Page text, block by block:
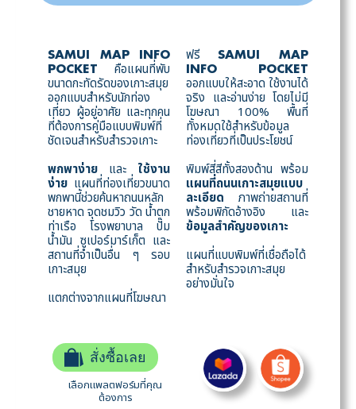
SAMUI MAP INFO
POCKET
คือแผนที่พับ
ขนาดกะทัดรัดของเกาะสมุย
ออกแบบสำหรับนักท่อง
เที่ยว ผู้อยู่อาศัย และทุกคน
ที่ต้องการคู่มือแบบพิมพ์ที่
ชัดเจนสำหรับสำรวจเกาะ
พกพาง่ายและ ใช้งาน
ง่าย แผนที่ท่องเที่ยวขนาด
พกพานี้ช่วยค้นหาถนนหลัก
ชายหาด จุดชมวิว วัด น้ำตก
ท่าเรือ โรงพยาบาล ปั๊ม
น้ำมัน ซูเปอร์มาร์เก็ต และ
สถานที่จำเป็นอื่น ๆ รอบ
เกาะสมุย
แตกต่างจากแผนที่โฆษณา
ฟรี
SAMUI MAP
INFO POCKET
ออกแบบให้สะอาด ใช้งานได้
จริง และอ่านง่าย โดยไม่มี
โฆษณา 100% พื้นที่
ทั้งหมดใช้สำหรับข้อมูล
ท่องเที่ยวที่เป็นประโยชน์
พิมพ์สี่สีทั้งสองด้าน พร้อม
แผนที่ถนนเกาะสมุยแบบ
ละเอียด ภาพถ่ายสถานที่
พร้อมพิกัดอ้างอิง และ
ข้อมูลสำคัญของเกาะ
แผนที่แบบพิมพ์ที่เชื่อถือได้
สำหรับสำรวจเกาะสมุย
อย่างมั่นใจ
สั่งซื้อเลย
เลือกแพลตฟอร์มที่คุณ
ต้องการ